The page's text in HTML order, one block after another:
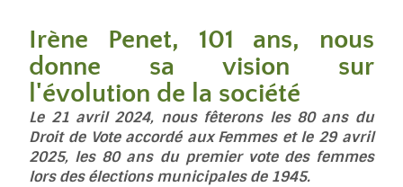
Irène Penet, 101 ans, nous
donne sa vision sur
l'évolution de la société
Le 21 avril 2024, nous fêterons les 80 ans du
Droit de Vote accordé aux Femmes et le 29 avril
2025, les 80 ans du premier vote des femmes
lors des élections municipales de 1945.